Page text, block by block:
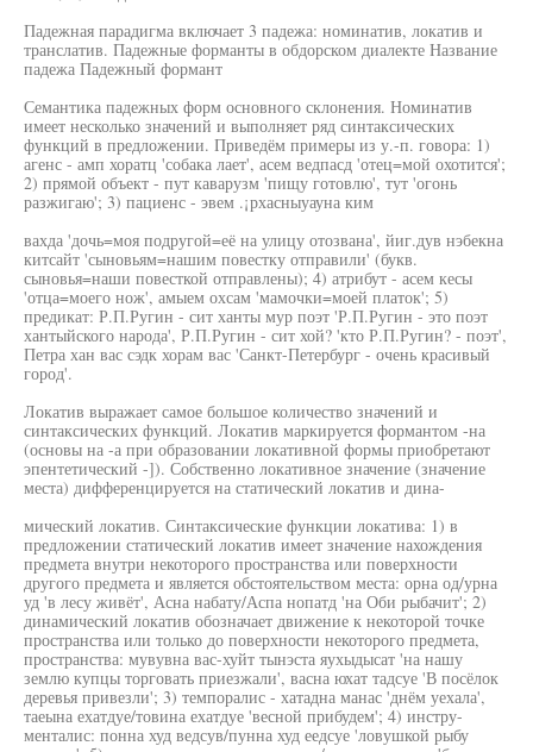
Падежная парадигма включает 3 падежа: номинатив, локатив и
транслатив. Падежные форманты в обдорском диалекте Название
падежа Падежный формант
Семантика падежных форм основного склонения. Номинатив
имеет несколько значений и выполняет ряд синтаксических
функций в предложении. Приведём примеры из у.-п. говора: 1)
агенс - амп хоратц 'собака лает', асем ведпасд 'отец=мой охотится';
2) прямой объект - пут каварузм 'пищу готовлю', тут 'огонь
разжигаю'; 3) пациенс - эвем .¡рхасныуауна ким
вахда 'дочь=моя подругой=её на улицу отозвана', йиг.дув нэбекна
китсайт 'сыновьям=нашим повестку отправили' (букв.
сыновья=наши повесткой отправлены); 4) атрибут - асем кесы
'отца=моего нож', амыем охсам 'мамочки=моей платок'; 5)
предикат: Р.П.Ругин - сит ханты мур поэт 'Р.П.Ругин - это поэт
хантыйского народа', Р.П.Ругин - сит хой? 'кто Р.П.Ругин? - поэт',
Петра хан вас сэдк хорам вас 'Санкт-Петербург - очень красивый
город'.
Локатив выражает самое большое количество значений и
синтаксических функций. Локатив маркируется формантом -на
(основы на -а при образовании локативной формы приобретают
эпентетический -]). Собственно локативное значение (значение
места) дифференцируется на статический локатив и дина-
мический локатив. Синтаксические функции локатива: 1) в
предложении статический локатив имеет значение нахождения
предмета внутри некоторого пространства или поверхности
другого предмета и является обстоятельством места: орна од/урна
уд 'в лесу живёт', Асна набату/Аспа нопатд 'на Оби рыбачит'; 2)
динамический локатив обозначает движение к некоторой точке
пространства или только до поверхности некоторого предмета,
пространства: мувувна вас-хуйт тынэста яухыдысат 'на нашу
землю купцы торговать приезжали', васна юхат тадсуе 'В посёлок
деревья привезли'; 3) темпоралис - хатадна манас 'днём уехала',
таеына ехатдуе/товина ехатдуе 'весной прибудем'; 4) инстру-
менталис: понна худ ведсув/пунна худ еедсуе 'ловушкой рыбу